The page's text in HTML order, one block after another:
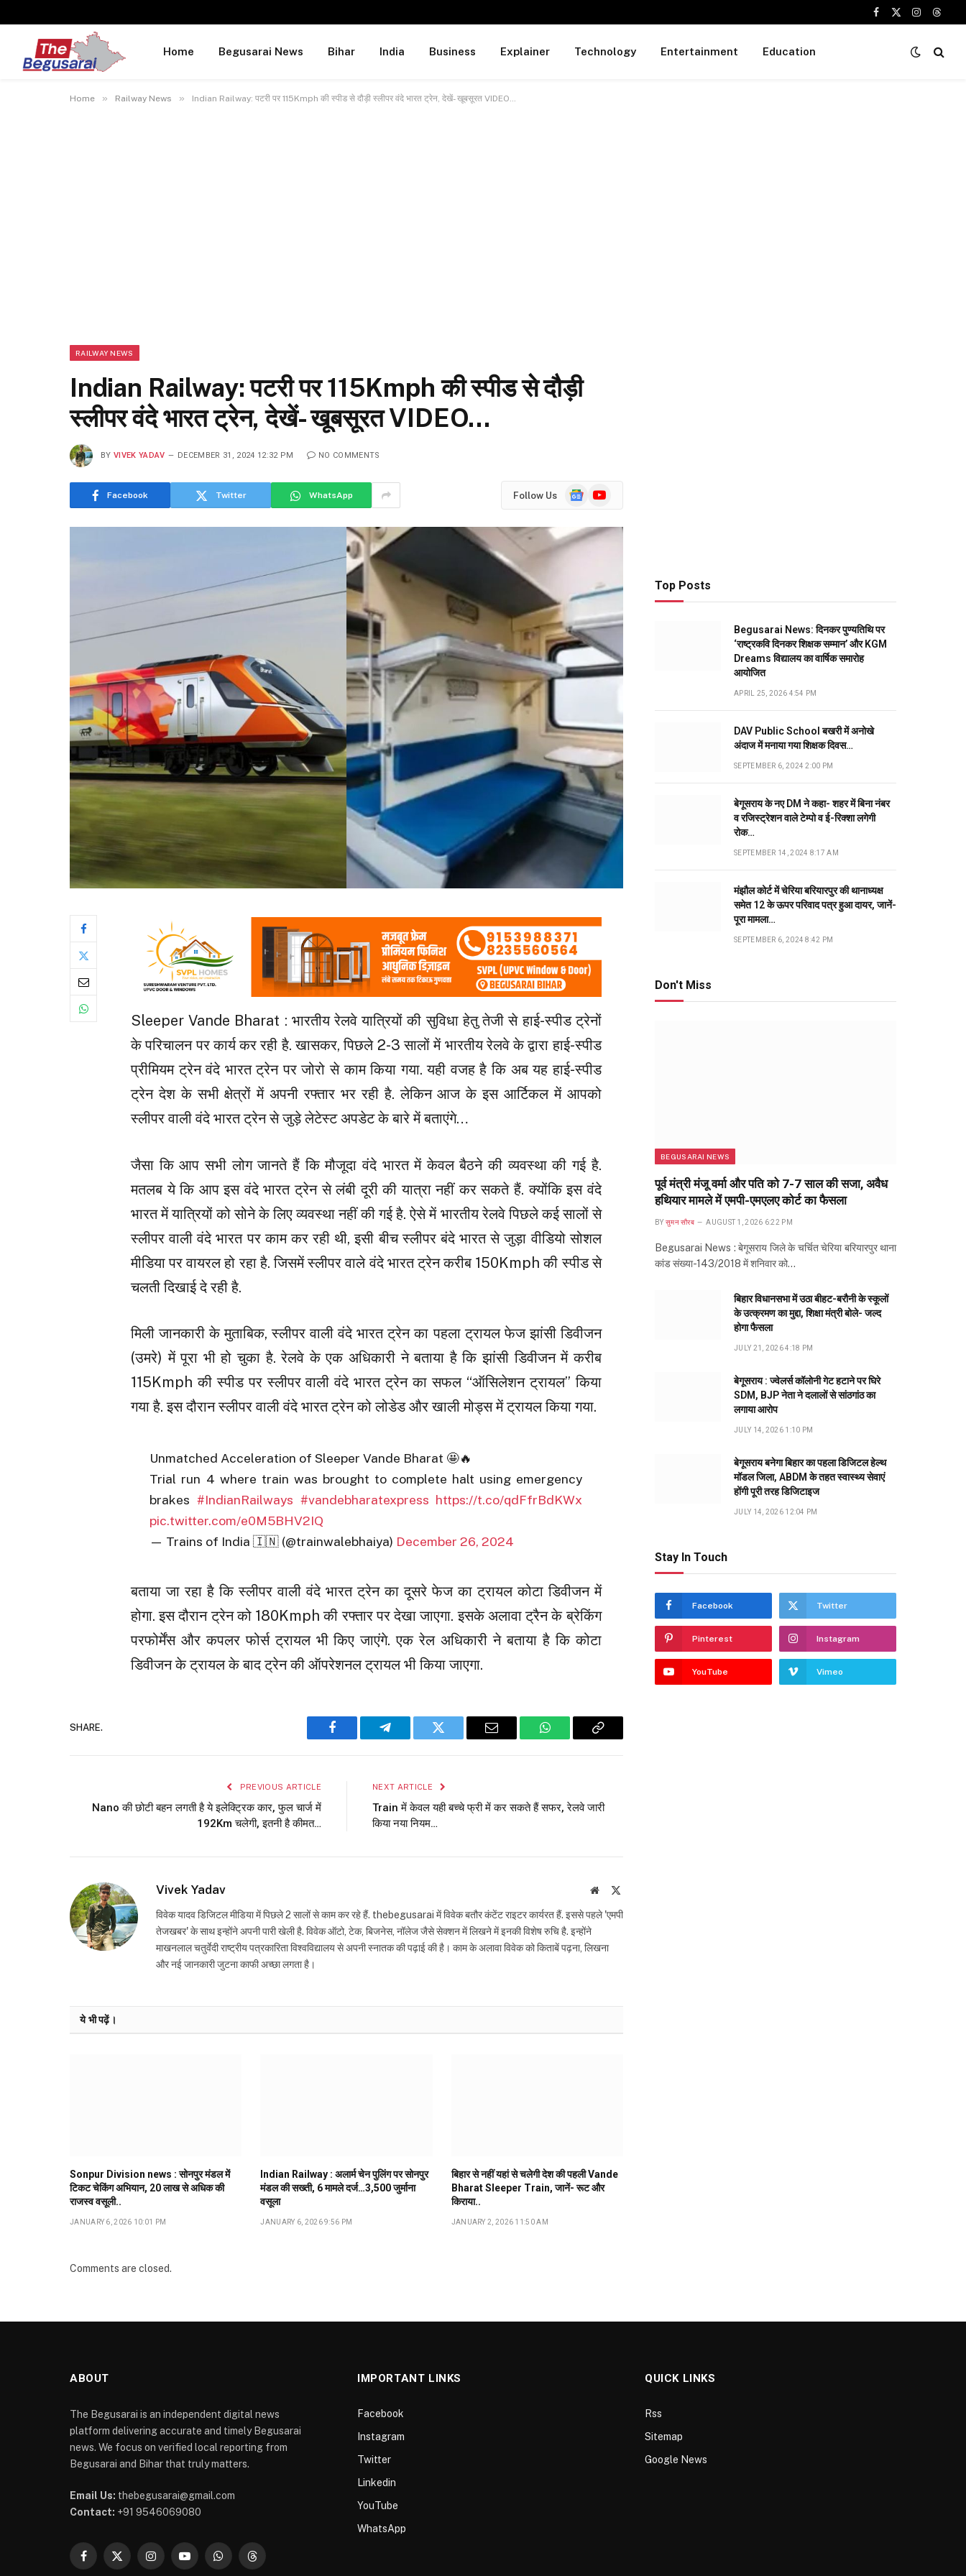
Facebook
X
Instagram
Home Begusarai News Bihar India Business Explainer Technology Entertainment Education
Home » Railway News » Indian Railway: पटरी पर 115Kmph की स्पीड से दौड़ी स्लीपर वंदे भारत ट्रेन, देखें- खूबसूरत VIDEO…
RAILWAY NEWS
Indian Railway: पटरी पर 115Kmph की स्पीड से दौड़ी
स्लीपर वंदे भारत ट्रेन, देखें- खूबसूरत VIDEO…
BY VIVEK YADAV DECEMBER 31, 2024 12:32 PM NO COMMENTS
Facebook Twitter WhatsApp Follow Us
GoogleYouTube
Sleeper Vande Bharat : भारतीय रेलवे यात्रियों की सुविधा हेतु तेजी से हाई-स्पीड ट्रेनों
के परिचालन पर कार्य कर रही है. खासकर, पिछले 2-3 सालों में भारतीय रेलवे के द्वारा हाई-स्पीड
प्रीमियम ट्रेन वंदे भारत ट्रेन पर जोरो से काम किया गया. यही वजह है कि अब यह हाई-स्पीड
ट्रेन देश के सभी क्षेत्रों में अपनी रफ्तार भर रही है. लेकिन आज के इस आर्टिकल में आपको
स्लीपर वाली वंदे भारत ट्रेन से जुड़े लेटेस्ट अपडेट के बारे में बताएंगे…
जैसा कि आप सभी लोग जानते हैं कि मौजूदा वंदे भारत में केवल बैठने की व्यवस्था की गई है.
मतलब ये कि आप इस वंदे भारत ट्रेन से लंबी दूरी की यात्रा नहीं कर सकते हैं. क्योंकि इस वंदे
भारत में यात्रियों को सोने के लिए व्यवस्था नहीं की गई है. ऐसे में भारतीय रेलवे पिछले कई सालों से
स्लीपर वाली वंदे भारत पर काम कर रही थी, इसी बीच स्लीपर बंदे भारत से जुड़ा वीडियो सोशल
मीडिया पर वायरल हो रहा है. जिसमें स्लीपर वाले वंदे भारत ट्रेन करीब 150Kmph की स्पीड से
चलती दिखाई दे रही है.
मिली जानकारी के मुताबिक, स्लीपर वाली वंदे भारत ट्रेन का पहला ट्रायल फेज झांसी डिवीजन
(उमरे) में पूरा भी हो चुका है. रेलवे के एक अधिकारी ने बताया है कि झांसी डिवीजन में करीब
115Kmph की स्पीड पर स्लीपर वाली वंदे भारत ट्रेन का सफल “ऑसिलेशन ट्रायल” किया
गया है. इस दौरान स्लीपर वाली वंदे भारत ट्रेन को लोडेड और खाली मोड्स में ट्रायल किया गया.
Unmatched Acceleration of Sleeper Vande Bharat 🤩🔥
Trial run 4 where train was brought to complete halt using emergency
brakes#IndianRailways #vandebharatexpress https://t.co/qdFfrBdKWx
pic.twitter.com/e0M5BHV2IQ
— Trains of India 🇮🇳 (@trainwalebhaiya) December 26, 2024
बताया जा रहा है कि स्लीपर वाली वंदे भारत ट्रेन का दूसरे फेज का ट्रायल कोटा डिवीजन में
होगा. इस दौरान ट्रेन को 180Kmph की रफ्तार पर देखा जाएगा. इसके अलावा ट्रैन के ब्रेकिंग
परफोर्मेंस और कपलर फोर्स ट्रायल भी किए जाएंगे. एक रेल अधिकारी ने बताया है कि कोटा
डिवीजन के ट्रायल के बाद ट्रेन की ऑपरेशनल ट्रायल भी किया जाएगा.
SHARE.
Facebook Telegram Twitter Email WhatsAppCopy
PREVIOUS ARTICLE
Nano की छोटी बहन लगती है ये इलेक्ट्रिक कार, फुल चार्ज में
192Km चलेगी, इतनी है कीमत…
NEXT ARTICLE
Train में केवल यही बच्चे फ्री में कर सकते हैं सफर, रेलवे जारी
किया नया नियम…
Vivek Yadav Website
विवेक यादव डिजिटल मीडिया में पिछले 2 सालों से काम कर रहे हैं. thebegusarai में विवेक बतौर कंटेंट राइटर कार्यरत हैं. इससे पहले 'एमपी
तेजखबर' के साथ इन्होंने अपनी पारी खेली है. विवेक ऑटो, टेक, बिजनेस, नॉलेज जैसे सेक्शन में लिखने में इनकी विशेष रुचि है. इन्होंने
माखनलाल चतुर्वेदी राष्ट्रीय पत्रकारिता विश्वविद्यालय से अपनी स्नातक की पढ़ाई की है। काम के अलावा विवेक को किताबें पढ़ना, लिखना
और नई जानकारी जुटना काफी अच्छा लगता है।
ये भी पढ़ें।
Sonpur Division news : सोनपुर मंडल में
टिकट चेकिंग अभियान, ₹20 लाख से अधिक की
राजस्व वसूली..
JANUARY 6, 2026 10:01 PM
Indian Railway : अलार्म चेन पुलिंग पर सोनपुर
मंडल की सख्ती, 6 मामले दर्ज…₹3,500 जुर्माना
वसूला
JANUARY 6, 2026 9:56 PM
बिहार से नहीं यहां से चलेगी देश की पहली Vande
Bharat Sleeper Train, जानें- रूट और
किराया..
JANUARY 2, 2026 11:50 AM
Comments are closed.
Top Posts
Begusarai News: दिनकर पुण्यतिथि पर
‘राष्ट्रकवि दिनकर शिक्षक सम्मान’ और KGM
Dreams विद्यालय का वार्षिक समारोह
आयोजित
APRIL 25, 2026 4:54 PM
DAV Public School बखरी में अनोखे
अंदाज में मनाया गया शिक्षक दिवस…
SEPTEMBER 6, 2024 2:00 PM
बेगूसराय के नए DM ने कहा- शहर में बिना नंबर
व रजिस्ट्रेशन वाले टेम्पो व ई-रिक्शा लगेगी
रोक…
SEPTEMBER 14, 2024 8:17 AM
मंझौल कोर्ट में चेरिया बरियारपुर की थानाध्यक्ष
समेत 12 के ऊपर परिवाद पत्र हुआ दायर, जानें-
पूरा मामला…
SEPTEMBER 6, 2024 8:42 PM
Don't Miss
BEGUSARAI NEWS
पूर्व मंत्री मंजू वर्मा और पति को 7-7 साल की सजा, अवैध
हथियार मामले में एमपी-एमएलए कोर्ट का फैसला
BY सुमन सौरब AUGUST 1, 2026 6:22 PM
Begusarai News : बेगूसराय जिले के चर्चित चेरिया बरियारपुर थाना
कांड संख्या-143/2018 में शनिवार को…
बिहार विधानसभा में उठा बीहट-बरौनी के स्कूलों
के उत्क्रमण का मुद्दा, शिक्षा मंत्री बोले- जल्द
होगा फैसला
JULY 21, 2026 4:18 PM
बेगूसराय : ज्वेलर्स कॉलोनी गेट हटाने पर घिरे
SDM, BJP नेता ने दलालों से सांठगांठ का
लगाया आरोप
JULY 14, 2026 1:10 PM
बेगूसराय बनेगा बिहार का पहला डिजिटल हेल्थ
मॉडल जिला, ABDM के तहत स्वास्थ्य सेवाएं
होंगी पूरी तरह डिजिटाइज
JULY 14, 2026 12:04 PM
Stay In Touch
Facebook Twitter
Pinterest Instagram
YouTube Vimeo
ABOUT
The Begusarai is an independent digital news
platform delivering accurate and timely Begusarai
news. We focus on verified local reporting from
Begusarai and Bihar that truly matters.
Email Us: thebegusarai@gmail.com
Contact: +91 9546069080
Facebook
X
InstagramYouTubeWhatsAppThreads
IMPORTANT LINKS
Facebook
Instagram
Twitter
Linkedin
YouTube
WhatsApp
QUICK LINKS
Rss
Sitemap
Google News